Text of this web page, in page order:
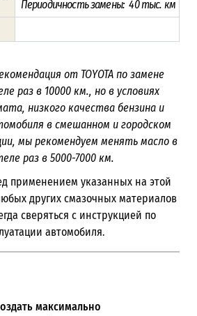
Периодичность замены: 40 тыс. км
от TOYOTA по замене
раз в 10000 км., но в условиях
низкого качества бензина и
в смешанном и городском
мы рекомендуем менять масло в
раз в 5000-7000 км.
применением указанных на этой
других смазочных материалов
сверяться с инструкцией по
автомобиля.
максимально